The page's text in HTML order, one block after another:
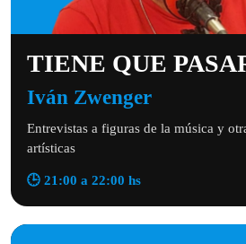
TIENE QUE
Iván Zwenger
Entrevistas a figuras de la música y
artísticas
🕒 21:00 a 22:00 hs